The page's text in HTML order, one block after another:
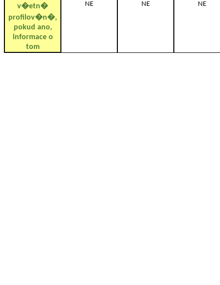
v�etn�
profilov�n�,
pokud ano,
informace o
tom
NE NE NE